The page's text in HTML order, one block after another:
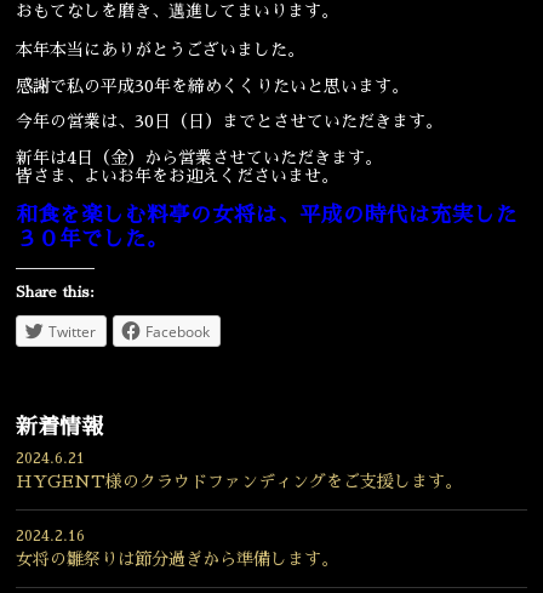
おもてなしを磨き、邁進してまいります。
本年本当にありがとうございました。
感謝で私の平成30年を締めくくりたいと思います。
今年の営業は、30日（日）までとさせていただきます。
新年は4日（金）から営業させていただきます。
皆さま、よいお年をお迎えくださいませ。
和食を楽しむ料亭の女将は、平成の時代は充実した
３０年でした。
Share this:
Twitter Facebook
新着情報
2024.6.21
HYGENT様のクラウドファンディングをご支援します。
2024.2.16
女将の雛祭りは節分過ぎから準備します。